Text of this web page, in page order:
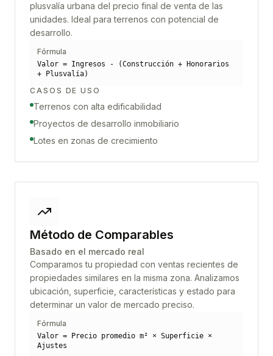
plusvalía urbana del precio final de venta de las
unidades. Ideal para terrenos con potencial de
desarrollo.
Fórmula
Valor = Ingresos - (Construcción + Honorarios
+ Plusvalía)
CASOS DE USO
Terrenos con alta edificabilidad
Proyectos de desarrollo inmobiliario
Lotes en zonas de crecimiento
Método de Comparables
Basado en el mercado real
Comparamos tu propiedad con ventas recientes de
propiedades similares en la misma zona. Analizamos
ubicación, superficie, características y estado para
determinar un valor de mercado preciso.
Fórmula
Valor = Precio promedio m² × Superficie ×
Ajustes